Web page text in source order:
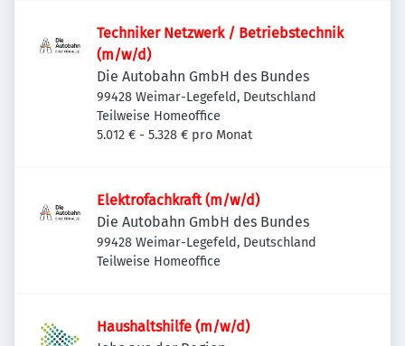
Techniker Netzwerk / Betriebstechnik
(m/w/d)
Die Autobahn GmbH des Bundes
99428 Weimar-Legefeld, Deutschland
Teilweise Homeoffice
5.012 € - 5.328 € pro Monat
Elektrofachkraft (m/w/d)
Die Autobahn GmbH des Bundes
99428 Weimar-Legefeld, Deutschland
Teilweise Homeoffice
Haushaltshilfe (m/w/d)